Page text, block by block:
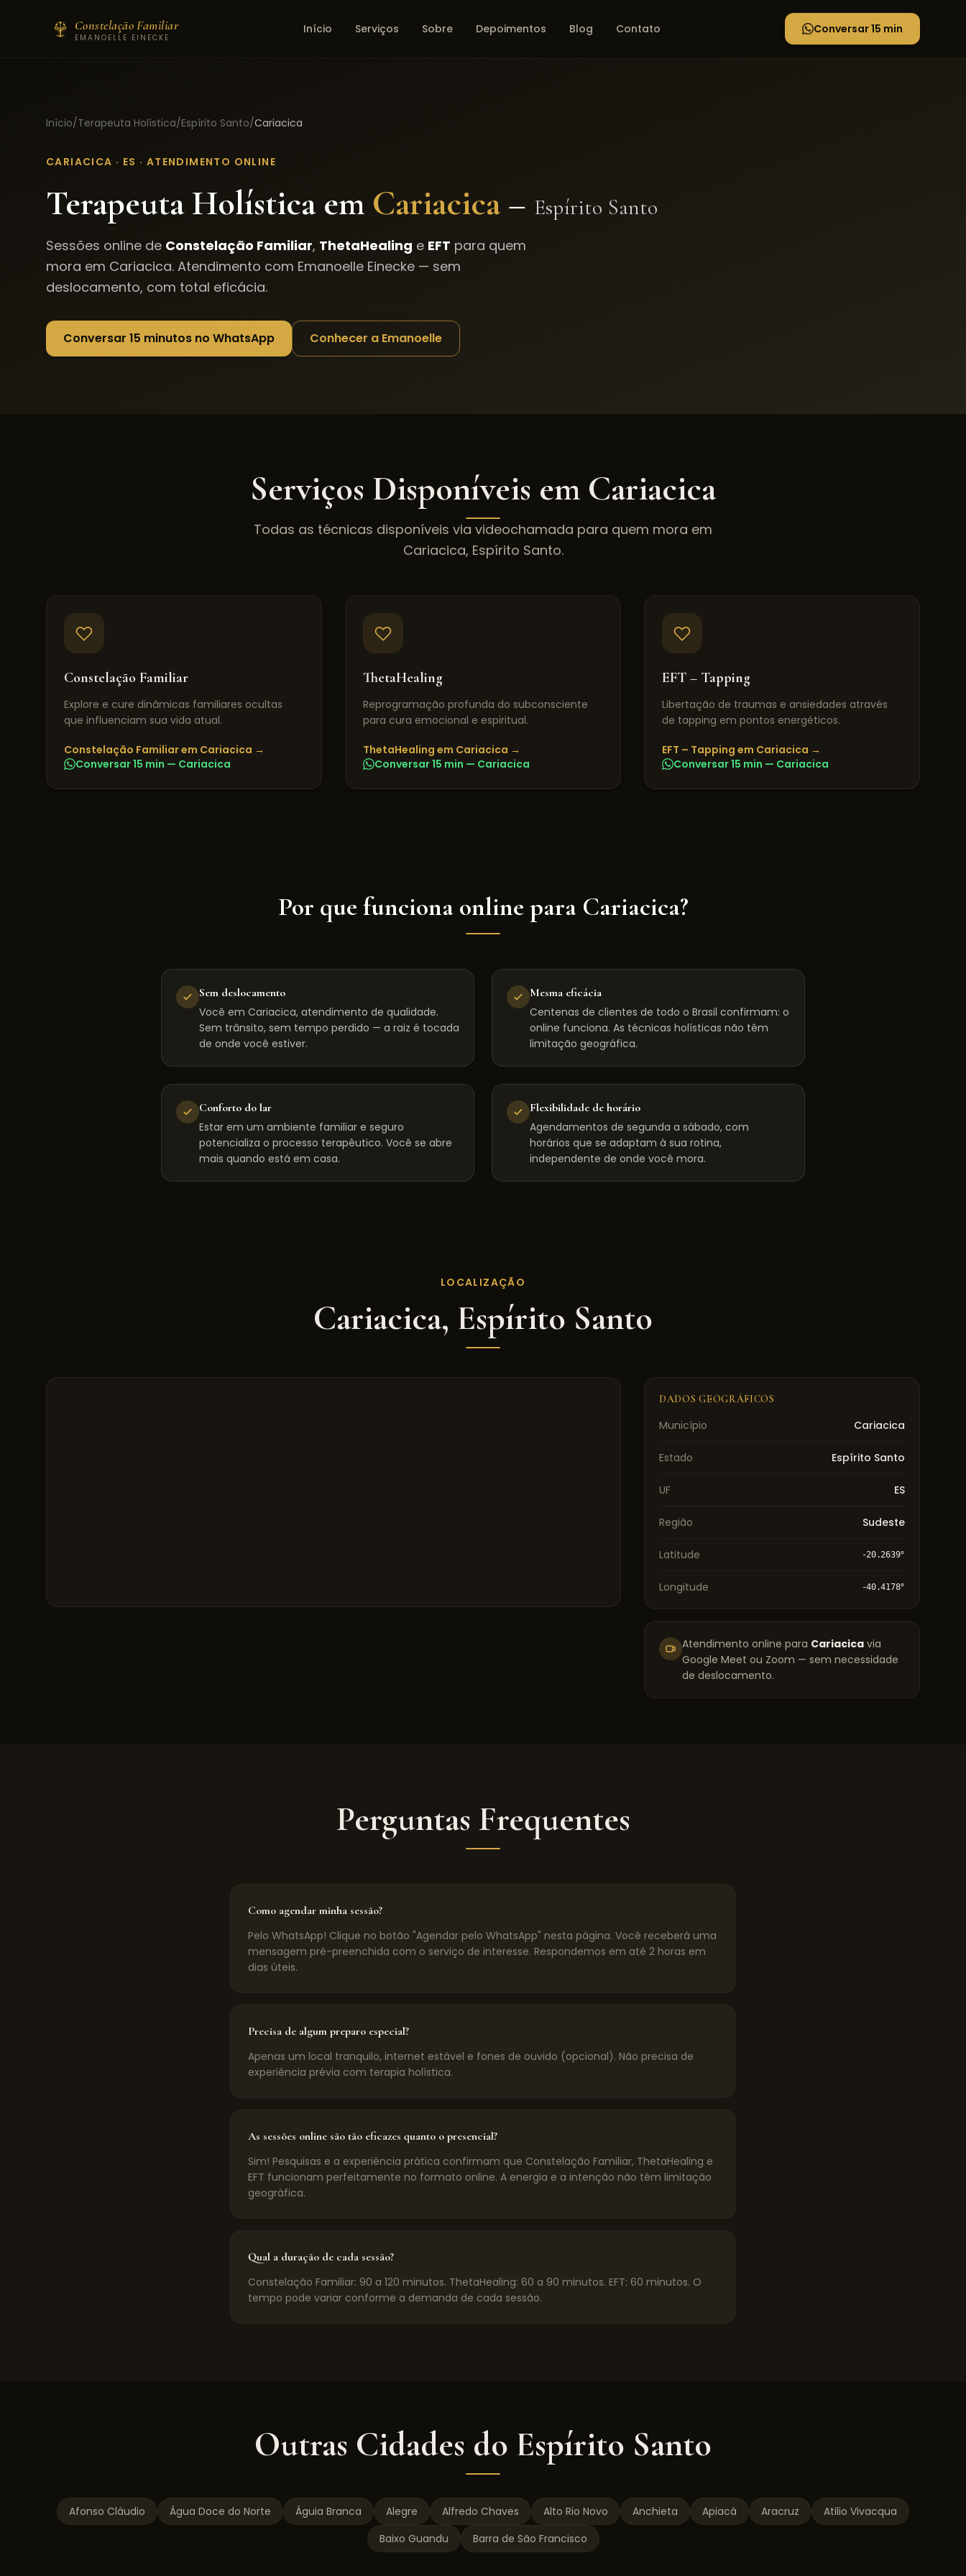
Constelação Familiar
EMANOELLE EINECKE
Início Serviços Sobre Depoimentos Blog Contato Conversar 15 min
Início/Terapeuta Holística/Espírito Santo/Cariacica
CARIACICA · ES · ATENDIMENTO ONLINE
Terapeuta Holística em Cariacica– Espírito Santo
Sessões online de Constelação Familiar, ThetaHealing e EFT para quem
mora em Cariacica. Atendimento com Emanoelle Einecke — sem
deslocamento, com total eficácia.
Conversar 15 minutos no WhatsApp Conhecer a Emanoelle
Serviços Disponíveis em Cariacica
Todas as técnicas disponíveis via videochamada para quem mora em
Cariacica, Espírito Santo.
Constelação Familiar
Explore e cure dinâmicas familiares ocultas
que influenciam sua vida atual.
Constelação Familiarem Cariacica →
Conversar 15 min — Cariacica
ThetaHealing
Reprogramação profunda do subconsciente
para cura emocional e espiritual.
ThetaHealing em Cariacica →
Conversar 15 min — Cariacica
EFT – Tapping
Libertação de traumas e ansiedades através
de tapping em pontos energéticos.
EFT – Tapping em Cariacica →
Conversar 15 min — Cariacica
Por que funciona online para Cariacica?
Sem deslocamento
Você em Cariacica, atendimento de qualidade.
Sem trânsito, sem tempo perdido — a raiz é tocada
de onde você estiver.
Mesma eficácia
Centenas de clientes de todo o Brasil confirmam: o
online funciona. As técnicas holísticas não têm
limitação geográfica.
Conforto do lar
Estar em um ambiente familiar e seguro
potencializa o processo terapêutico. Você se abre
mais quando está em casa.
Flexibilidade de horário
Agendamentos de segunda a sábado, com
horários que se adaptam à sua rotina,
independente de onde você mora.
LOCALIZAÇÃO
Cariacica, Espírito Santo
DADOS GEOGRÁFICOS
Município Cariacica
Estado Espírito Santo
UF ES
Região Sudeste
Latitude -20.2639°
Longitude -40.4178°
Atendimento online para Cariacica via
Google Meet ou Zoom — sem necessidade
de deslocamento.
Perguntas Frequentes
Como agendar minha sessão?
Pelo WhatsApp! Clique no botão "Agendar pelo WhatsApp" nesta página. Você receberá uma
mensagem pré-preenchida com o serviço de interesse. Respondemos em até 2 horas em
dias úteis.
Precisa de algum preparo especial?
Apenas um local tranquilo, internet estável e fones de ouvido (opcional). Não precisa de
experiência prévia com terapia holística.
As sessões online são tão eficazes quanto o presencial?
Sim! Pesquisas e a experiência prática confirmam que Constelação Familiar, ThetaHealing e
EFT funcionam perfeitamente no formato online. A energia e a intenção não têm limitação
geográfica.
Qual a duração de cada sessão?
Constelação Familiar: 90 a 120 minutos. ThetaHealing: 60 a 90 minutos. EFT: 60 minutos. O
tempo pode variar conforme a demanda de cada sessão.
Outras Cidades do Espírito Santo
Afonso Cláudio Água Doce do Norte Águia Branca Alegre Alfredo Chaves Alto Rio Novo Anchieta Apiacá Aracruz
Atilio Vivacqua
Baixo Guandu
Barra de São Francisco